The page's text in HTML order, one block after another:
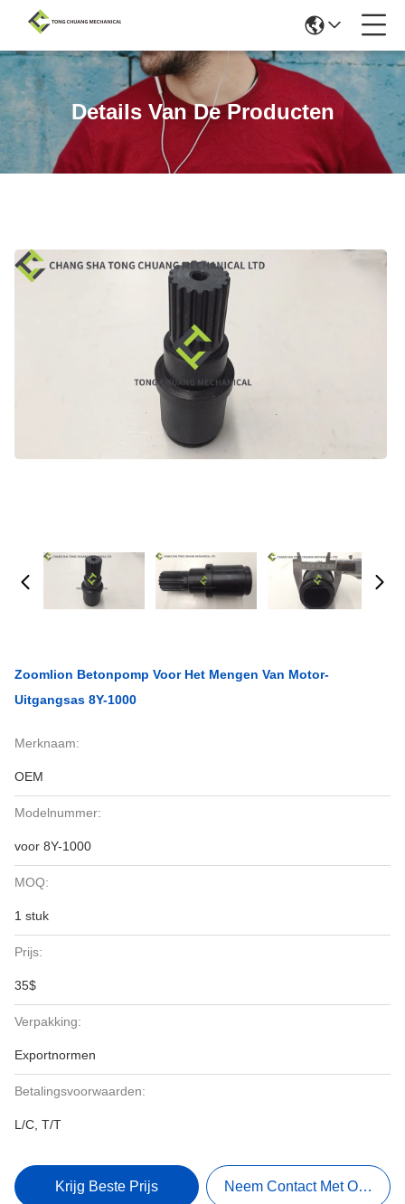
Details Van De Producten
Zoomlion Betonpomp Voor Het Mengen Van Motor-
Uitgangsas 8Y-1000
Merknaam:
OEM
Modelnummer:
voor 8Y-1000
MOQ:
1 stuk
Prijs:
35$
Verpakking:
Exportnormen
Betalingsvoorwaarden:
L/C, T/T
Krijg Beste Prijs Neem Contact Met Ons Op